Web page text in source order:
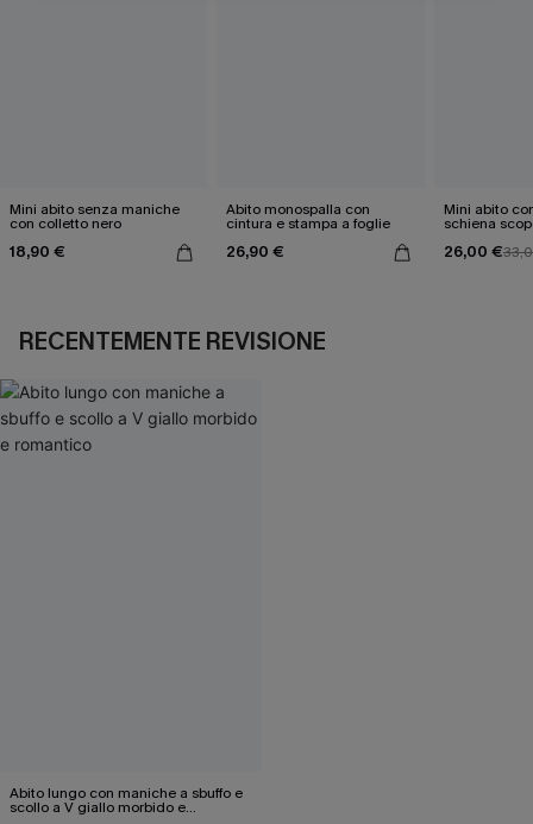
Mini abito senza maniche
con colletto nero
18,90 €
Abito monospalla con
cintura e stampa a foglie
26,90 €
Mini abito
schiena
26,00 €
RECENTEMENTE REVISIONE
Abito lungo con maniche a sbuffo e
scollo a V giallo morbido e